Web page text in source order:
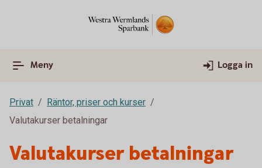
Meny Logga in
Privat
Räntor, priser och kurser
Valutakurser betalningar
Valutakurser betalningar